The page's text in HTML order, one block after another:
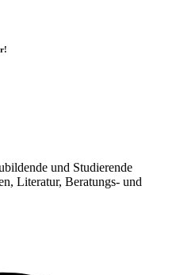
und Studierende
Literatur, Beratungs- und